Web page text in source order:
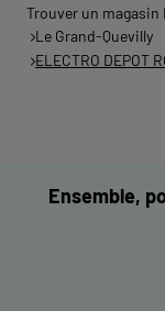
Trouver un magasin
Le Grand-Quevilly
ELECTRO DEPOT
Ensemble,